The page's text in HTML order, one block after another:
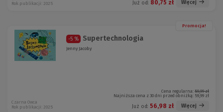
Już od: 80,75 zł Więcej
Rok publikacji: 2025
Promocja!
-5 % Supertechnologia
Jenny Jacoby
Cena regularna: 59,99 zł
Najniższa cena z 30 dni przed obniżką: 59,99 zł
Już od: 56,98 zł Więcej
Czarna Owca
Rok publikacji: 2025